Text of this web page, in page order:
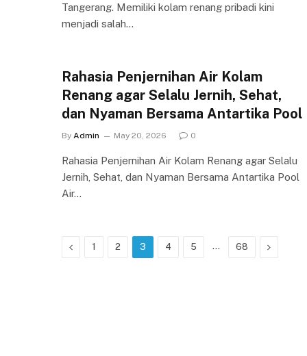
Tangerang. Memiliki kolam renang pribadi kini
menjadi salah…
Rahasia Penjernihan Air Kolam
Renang agar Selalu Jernih, Sehat,
dan Nyaman Bersama Antartika Pool
By Admin May 20, 2026 0
Rahasia Penjernihan Air Kolam Renang agar Selalu
Jernih, Sehat, dan Nyaman Bersama Antartika Pool
Air…
Previous
1 2 3 4 5 … 68 Next